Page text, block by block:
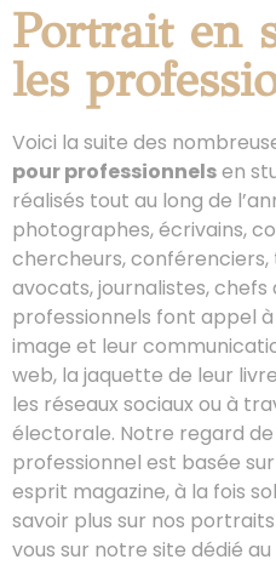
Portrait en
les
Voici la suite des
pour professionnelsen
réalisés tout au long de
photographes, écrivains,
chercheurs,
avocats, journalistes, chefs
professionnels font appel
image et leur
web, la jaquette de leur
les réseaux sociaux ou à
électorale. Notre regard
professionnel est basée
esprit magazine, à la fois
savoir plus sur nos
vous sur notre site dédié au